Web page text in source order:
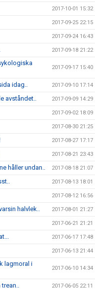
2017-10-01 15:32
2017-09-25 22:15
2017-09-24 16:43
2017-09-18 21:22
2017-09-17 15:40
idag.. 2017-09-10 17:14
avståndet.. 2017-09-09 14:29
2017-09-02 18:09
2017-08-30 21:25
2017-08-27 17:17
2017-08-21 23:43
håller undan.. 2017-08-18 21:07
2017-08-13 18:01
2017-08-12 16:56
halvlek.. 2017-08-01 21:27
2017-06-21 21:21
2017-06-17 17:48
2017-06-13 21:44
lagmoral i
2017-06-10 14:34
2017-06-05 22:11